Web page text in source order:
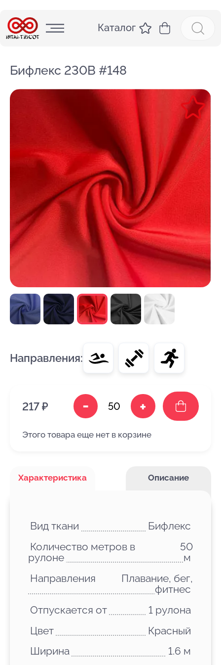
Каталог
Бифлекс 230В #148
Направления:
217 ₽ - +
Этого товара еще нет в корзине
Характеристика Описание
Вид ткани
Бифлекс
Количество метров в
рулоне
50
м
Направления
Плавание, бег,
фитнес
Отпускается от
1 рулона
Цвет
Красный
Ширина
1.6 м